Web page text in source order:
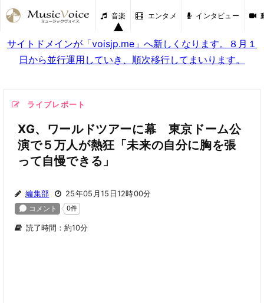
音楽 エンタメ インタビュー
サイトドメインが「voisjp.me」へ新しくなります。８月１
日から並行運用していき、順次移行してまいります。
ライブレポート
XG、ワールドツアーに幕 東京ドーム公
演で５万人が熱狂「未来の自分に胸を張
って自慢できる」
編集部 25年05月15日12時00分
読了時間：約10分